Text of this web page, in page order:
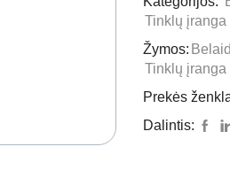
Tinklų įranga
Žymos:
Tinklų įranga
Prekės
Dalintis: